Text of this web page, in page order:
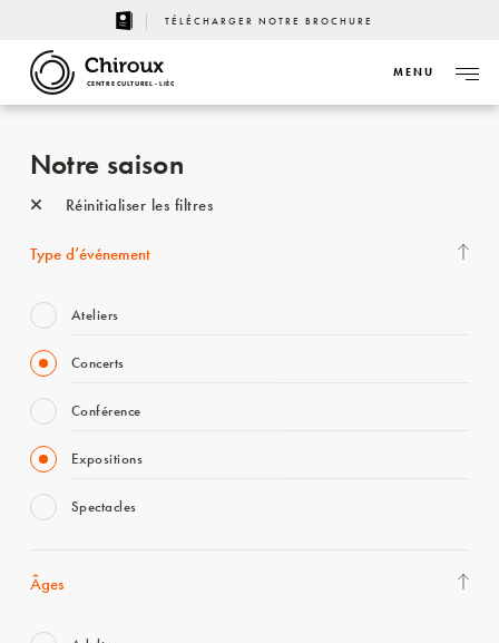
TÉLÉCHARGER NOTRE BROCHURE
CENTRE CULTUREL - LIÈGE
MENU
Notre saison
Réinitialiser les filtres
Type d’événement
Ateliers
Concerts
Conférence
Expositions
Spectacles
Âges